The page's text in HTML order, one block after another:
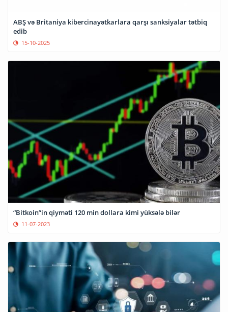
ABŞ və Britaniya kibercinayətkarlara qarşı sanksiyalar tətbiq
edib
15-10-2025
“Bitkoin”in qiyməti 120 min dollara kimi yüksələ bilər
11-07-2023